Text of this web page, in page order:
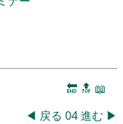
🔚 🔝 📖
◀ 戻る 04進む ▶